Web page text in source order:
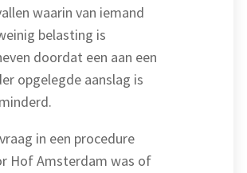
waarin van iemand
belasting is
doordat een aan een
opgelegde aanslag is
in een procedure
Hof Amsterdam was of